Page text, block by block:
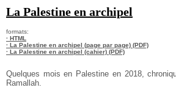
La Palestine en archipel
formats:
· HTML
· La Palestine en archipel (page par page) (PDF)
· La Palestine en archipel (cahier) (PDF)
Quelques mois en Palestine en 2018,
Ramallah.